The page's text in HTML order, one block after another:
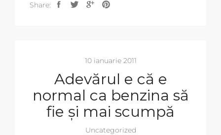
Share:
10 ianuarie 2011
Adevărul e că e
normal ca benzina să
fie și mai scumpă
Uncategorized